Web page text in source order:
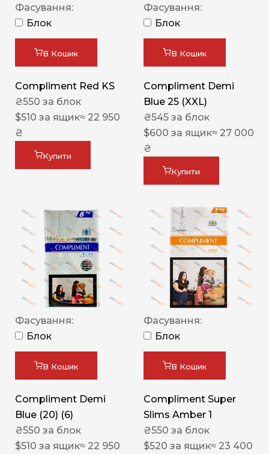
Фасування:
Блок
В Кошик
Compliment Red KS
₴550 за блок
$510 за ящик≈ 22 950
₴
Купити
Фасування:
Блок
В Кошик
Compliment Demi
Blue 25 (XXL)
₴545 за блок
$600 за ящик≈ 27 000
₴
Купити
Фасування:
Блок
В Кошик
Compliment Demi
Blue (20) (6)
₴550 за блок
$510 за ящик≈ 22 950
Фасування:
Блок
В Кошик
Compliment Super
Slims Amber 1
₴550 за блок
$520 за ящик≈ 23 400